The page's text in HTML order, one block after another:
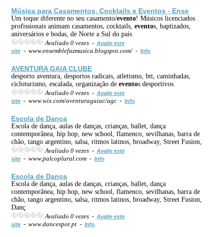
Música para Casamentos, Cocktails e Eventos - Ense
Um toque diferente no seu casamento/evento! Músicos licenciados
profissionais animam casamentos, cocktails, eventos, baptizados,
aniversários e bodas, de Norte a Sul do país
Avaliado 0 vezes - Avalie este
site - www.ensemblefazmusica.blogspot.com/ - Info
AVENTURA GAIA CLUBE
desporto aventura, desportos radicais, atletismo, btt, caminhadas,
cicloturismo, escalada, organização de eventos desportivos
Avaliado 0 vezes - Avalie este
site - www.wix.com/aventuragaiac/agc - Info
Escola de Dança
Escola de dança, aulas de danças, crianças, ballet, dança
contemporânea, hip hop, new school, flamenco, sevilhanas, barra de
chão, tango argentino, salsa, ritmos latinos, broadway, Street Fusion,
Avaliado 0 vezes - Avalie este
site - www.palcoplural.com - Info
Escola de Dança
Escola de dança, aulas de danças, crianças, ballet, dança
contemporânea, hip hop, new school, flamenco, sevilhanas, barra de
chão, tango argentino, salsa, ritmos latinos, broadway, Street Fusion,
Danç
Avaliado 0 vezes - Avalie este
site - www.dancespot.pt - Info